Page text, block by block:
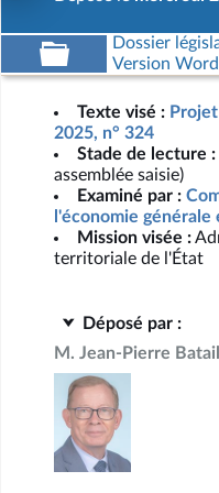
Date de dépôt
23 octobre 2024
24 octobre 2024
Dossier
Version
Texte visé :
2025, n° 324
Stade de lecture :
assemblée saisie)
Examiné par :
l'économie
Mission visée :
territoriale de l'État
Déposé par :
M. Jean-Pierre